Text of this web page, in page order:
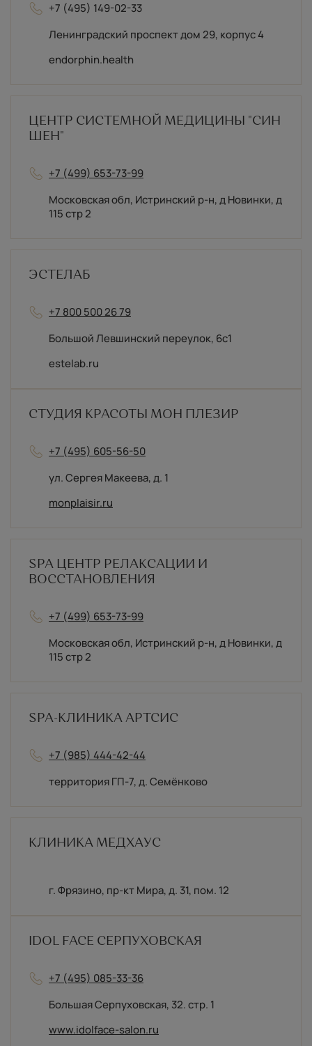
+7 (495) 149-02-33
Ленинградский проспект дом 29, корпус 4
endorphin.health
ЦЕНТР СИСТЕМНОЙ МЕДИЦИНЫ "СИН
ШЕН"
+7 (499) 653-73-99
Московская обл, Истринский р-н, д Новинки, д
115 стр 2
ЭСТЕЛАБ
+7 800 500 26 79
Большой Левшинский переулок, 6с1
estelab.ru
СТУДИЯ КРАСОТЫ МОН ПЛЕЗИР
+7 (495) 605-56-50
ул. Сергея Макеева, д. 1
monplaisir.ru
SPA ЦЕНТР РЕЛАКСАЦИИ И
ВОССТАНОВЛЕНИЯ
+7 (499) 653-73-99
Московская обл, Истринский р-н, д Новинки, д
115 стр 2
SPA-КЛИНИКА АРТСИС
+7 (985) 444-42-44
территория ГП-7, д. Семёнково
КЛИНИКА МЕДХАУС
г. Фрязино, пр-кт Мира, д. 31, пом. 12
IDOL FACE СЕРПУХОВСКАЯ
+7 (495) 085-33-36
Большая Серпуховская, 32. стр. 1
www.idolface-salon.ru